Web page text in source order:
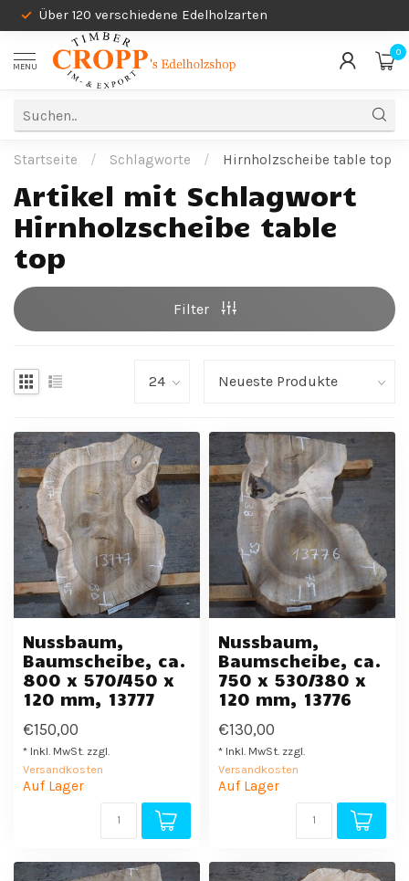
Über 120 verschiedene Edelholzarten
MENU
0
Startseite / Schlagworte / Hirnholzscheibe table top
Artikel mit Schlagwort
Hirnholzscheibe table
top
Filter
Nussbaum,
Baumscheibe, ca.
800 x 570/450 x
120 mm, 13777
€150,00
* Inkl. MwSt. zzgl.
Versandkosten
Auf Lager
Nussbaum,
Baumscheibe, ca.
750 x 530/380 x
120 mm, 13776
€130,00
* Inkl. MwSt. zzgl.
Versandkosten
Auf Lager